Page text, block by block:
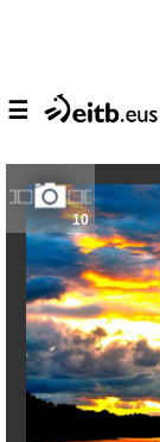
☰
10